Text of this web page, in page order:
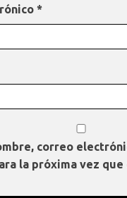
*
correo
la próxima vez que